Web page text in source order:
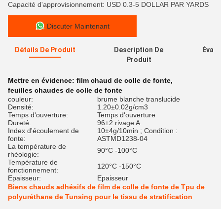
Capacité d'approvisionnement: USD 0.3-5 DOLLAR PAR YARDS
Discuter Maintenant
Détails De Produit
Description De
Produit
Mettre en évidence: film chaud de colle de fonte,
feuilles chaudes de colle de fonte
couleur:
brume blanche translucide
Densité:
1.20±0.02g/cm3
Temps d'ouverture:
Temps d'ouverture
Dureté:
96±2 rivage A
Index d'écoulement de
fonte:
10±4g/10min ; Condition :
ASTMD1238-04
La température de
rhéologie:
90°C -100°C
Température de
fonctionnement:
120°C -150°C
Epaisseur:
Epaisseur
Biens chauds adhésifs de film de colle de fonte de Tpu de
polyuréthane de Tunsing pour le tissu de stratification